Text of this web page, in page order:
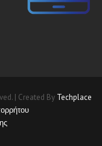
| Created By Techplace